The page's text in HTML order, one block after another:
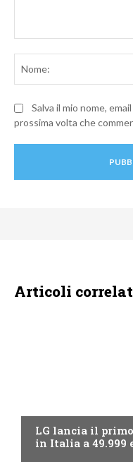
Salva il mio nome,
prossima volta che
Articoli
LG lancia il
in Italia a 49.999